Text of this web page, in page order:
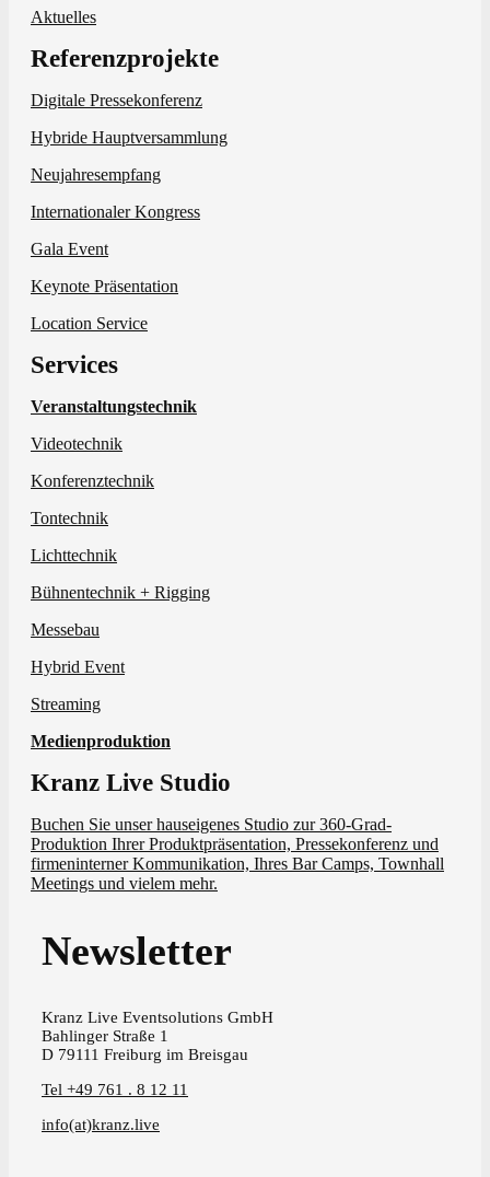
Aktuelles
Referenzprojekte
Digitale Pressekonferenz
Hybride Hauptversammlung
Neujahresempfang
Internationaler Kongress
Gala Event
Keynote Präsentation
Location Service
Services
Veranstaltungstechnik
Videotechnik
Konferenztechnik
Tontechnik
Lichttechnik
Bühnentechnik + Rigging
Messebau
Hybrid Event
Streaming
Medienproduktion
Kranz Live Studio
Buchen Sie unser hauseigenes Studio zur 360-Grad-
Produktion Ihrer Produktpräsentation, Pressekonferenz und
firmeninterner Kommunikation, Ihres Bar Camps, Townhall
Meetings und vielem mehr.
Newsletter
Kranz Live Eventsolutions GmbH
Bahlinger Straße 1
D 79111 Freiburg im Breisgau
Tel +49 761 . 8 12 11
info(at)kranz.live